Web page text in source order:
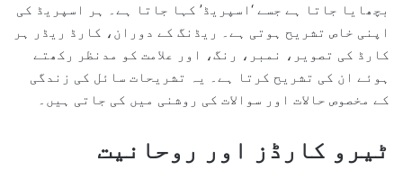
بچھایا جاتا ہے جسے ‘اسپریڈ’ کہا جاتا ہے۔ ہر اسپریڈ کی
اپنی خاص تشریح ہوتی ہے۔ ریڈنگ کے دوران، کارڈ ریڈر ہر
کارڈ کی تصویر، نمبر، رنگ، اور علامت کو مدنظر رکھتے
ہوئے ان کی تشریح کرتا ہے۔ یہ تشریحات سائل کی زندگی
کے مخصوص حالات اور سوالات کی روشنی میں کی جاتی ہیں۔
ٹیرو کارڈز اور روحانیت